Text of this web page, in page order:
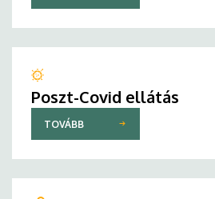
Poszt-Covid ellátás
TOVÁBB